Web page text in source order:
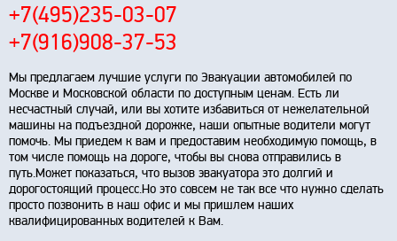
+7(495)235-03-07
+7(916)908-37-53
Мы предлагаем лучшие услуги по Эвакуации автомобилей по
Москве и Московской области по доступным ценам. Есть ли
несчастный случай, или вы хотите избавиться от нежелательной
машины на подъездной дорожке, наши опытные водители могут
помочь. Мы приедем к вам и предоставим необходимую помощь, в
том числе помощь на дороге, чтобы вы снова отправились в
путь.Может показаться, что вызов эвакуатора это долгий и
дорогостоящий процесс.Но это совсем не так все что нужно сделать
просто позвонить в наш офис и мы пришлем наших
квалифицированных водителей к Вам.